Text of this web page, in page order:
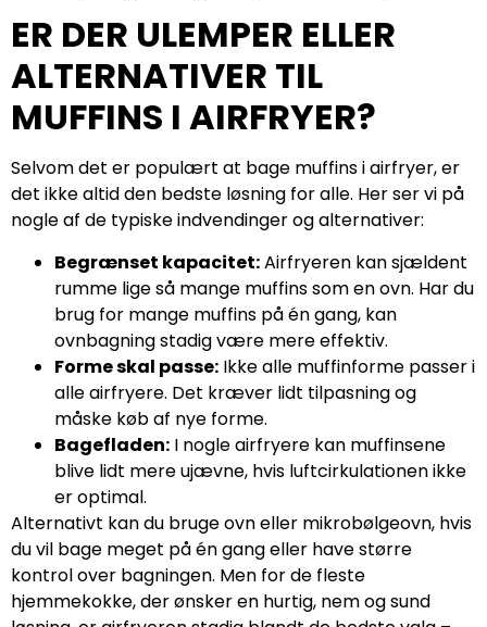
ER DER ULEMPER ELLER
ALTERNATIVER TIL
MUFFINS I AIRFRYER?
Selvom det er populært at bage muffins i airfryer, er
det ikke altid den bedste løsning for alle. Her ser vi på
nogle af de typiske indvendinger og alternativer:
Begrænset kapacitet:Airfryeren kan sjældent
rumme lige så mange muffins som en ovn. Har du
brug for mange muffins på én gang, kan
ovnbagning stadig være mere effektiv.
Forme skal passe: Ikke alle muffinforme passer i
alle airfryere. Det kræver lidt tilpasning og
måske køb af nye forme.
Bagefladen: I nogle airfryere kan muffinsene
blive lidt mere ujævne, hvis luftcirkulationen ikke
er optimal.
Alternativt kan du bruge ovn eller mikrobølgeovn, hvis
du vil bage meget på én gang eller have større
kontrol over bagningen. Men for de fleste
hjemmekokke, der ønsker en hurtig, nem og sund